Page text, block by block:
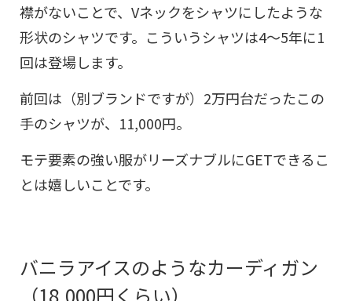
襟がないことで、Vネックをシャツにしたような
形状のシャツです。こういうシャツは4～5年に1
回は登場します。
前回は（別ブランドですが）2万円台だったこの
手のシャツが、11,000円。
モテ要素の強い服がリーズナブルにGETできるこ
とは嬉しいことです。
バニラアイスのようなカーディガン
（18,000円くらい）